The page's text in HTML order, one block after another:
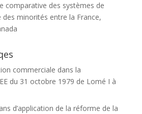
comparative des systèmes de
minorités entre la France,
commerciale dans la
du 31 octobre 1979 de Lomé I à
d’application de la réforme de la